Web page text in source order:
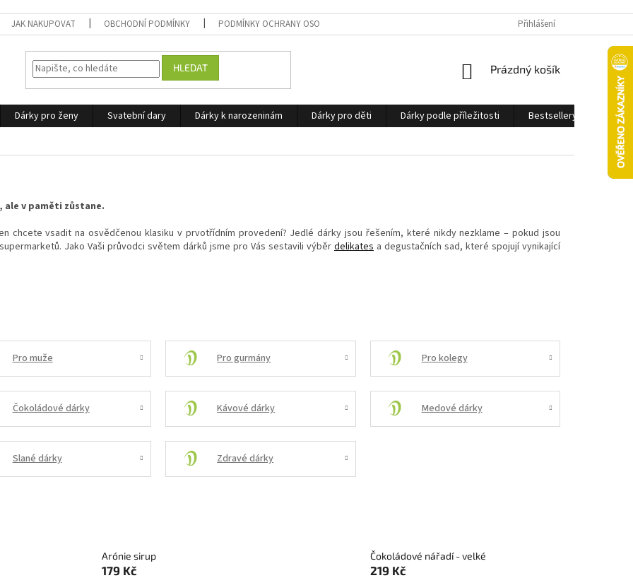
JAK NAKUPOVAT OBCHODNÍ PODMÍNKY PODMÍNKY OCHRANY OSOBNÍCH ÚDAJŮ Přihlášení
HLEDAT
NÁKUPNÍ
Prázdný košík
Dárky pro ženy Svatební dary Dárky k narozeninám Dárky pro děti Dárky podle příležitosti Bestsellery
v paměti zůstane.
chcete vsadit na osvědčenou klasiku v prvotřídním provedení? Jedlé dárky jsou řešením, které nikdy nezklame – pokud jsou
Jako Vaši průvodci světem dárků jsme pro Vás sestavili výběr delikates a degustačních sad, které spojují vynikající
Pro muže Pro gurmány Pro kolegy
Čokoládové dárky Kávové dárky Medové dárky
Slané dárky Zdravé dárky
Arónie sirup
179 Kč
Čokoládové nářadí - velké
219 Kč